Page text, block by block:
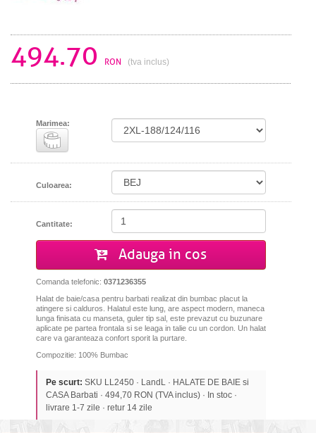
494.70 RON (tva inclus)
Marimea:
Culoarea:
Cantitate:
Adauga in cos
Comanda telefonic: 0371236355
Halat de baie/casa pentru barbati realizat din bumbac placut la
atingere si calduros. Halatul este lung, are aspect modern, maneca
lunga finisata cu manseta, guler tip sal, este prevazut cu buzunare
aplicate pe partea frontala si se leaga in talie cu un cordon. Un halat
care va garanteaza confort sporit la purtare.
Compozitie: 100% Bumbac
Pe scurt: SKU LL2450 · LandL · HALATE DE BAIE si
CASA Barbati · 494,70 RON (TVA inclus) · In stoc ·
livrare 1-7 zile · retur 14 zile